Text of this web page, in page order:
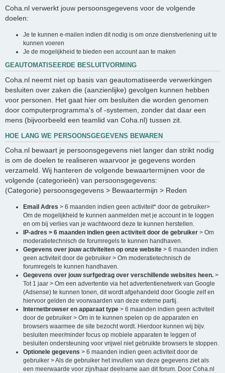
Coha.nl verwerkt jouw persoonsgegevens voor de volgende
doelen:
Je te kunnen e-mailen indien dit nodig is om onze dienstverlening uit te
kunnen voeren
Je de mogelijkheid te bieden een account aan te maken
GEAUTOMATISEERDE BESLUITVORMING
Coha.nl neemt niet op basis van geautomatiseerde verwerkingen
besluiten over zaken die (aanzienlijke) gevolgen kunnen hebben
voor personen. Het gaat hier om besluiten die worden genomen
door computerprogramma's of -systemen, zonder dat daar een
mens (bijvoorbeeld een teamlid van Coha.nl) tussen zit.
HOE LANG WE PERSOONSGEGEVENS BEWAREN
Coha.nl bewaart je persoonsgegevens niet langer dan strikt nodig
is om de doelen te realiseren waarvoor je gegevens worden
verzameld. Wij hanteren de volgende bewaartermijnen voor de
volgende (categorieën) van persoonsgegevens:
(Categorie) persoonsgegevens > Bewaartermijn > Reden
Email Adres > 6 maanden indien geen activiteit* door de gebruiker>
Om de mogelijkheid te kunnen aanmelden met je account in te loggen
en om bij verlies van je wachtwoord deze te kunnen herstellen.
IP-adres > 6 maanden indien geen activiteit door de gebruiker > Om
moderatietechnisch de forumregels te kunnen handhaven.
Gegevens over jouw activiteiten op onze website > 6 maanden indien
geen activiteit door de gebruiker > Om moderatietechnisch de
forumregels te kunnen handhaven.
Gegevens over jouw surfgedrag over verschillende websites heen. >
Tot 1 jaar > Om een advertentie via het advertentienetwerk van Google
(Adsense) te kunnen tonen, dit wordt afgehandeld door Google zelf en
hiervoor gelden de voorwaarden van deze externe partij.
Internetbrowser en apparaat type > 6 maanden indien geen activiteit
door de gebruiker > Om in te kunnen spelen op de apparaten en
browsers waarmee de site bezocht wordt. Hierdoor kunnen wij bijv.
besluiten meer/minder focus op mobiele apparaten te leggen of
besluiten ondersteuning voor vrijwel niet gebruikte browsers te stoppen.
Optionele gegevens > 6 maanden indien geen activiteit door de
gebruiker > Als de gebruiker het invullen van deze gegevens ziet als
een meerwaarde voor zijn/haar deelname aan dit forum. Door Coha.nl